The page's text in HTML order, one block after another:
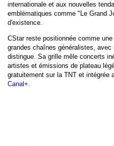
LCP
W9
TMC
TFX
internationale et aux nouvelles
emblématiques comme "Le Grand
d'existence.
CStar reste positionnée comme
grandes chaînes généralistes,
distingue. Sa grille mêle concerts
artistes et émissions de plateau
gratuitement sur la TNT et intégrée
Canal+.